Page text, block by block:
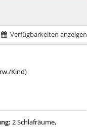
Verfügbarkeiten anzeigen
Kind)
2 Schlafräume,